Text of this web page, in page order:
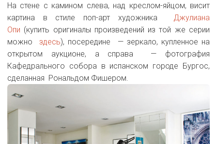
На стене с камином слева, над креслом-яйцом, висит
картина в стиле поп-арт художника
Джулиана
Опи (купить оригиналы произведений из той же серии
можноздесь), посередине — зеркало, купленное на
открытом аукционе, а справа — фотография
Кафедрального собора в испанском городе Бургос,
сделанная Рональдом Фишером.